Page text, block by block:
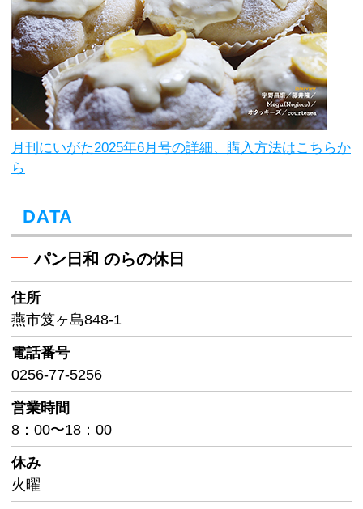
月刊にいがた2025年6月号の詳細、購入方法はこちらか
ら
DATA
パン日和 のらの休日
住所
燕市笈ヶ島848-1
電話番号
0256-77-5256
営業時間
8：00〜18：00
休み
火曜